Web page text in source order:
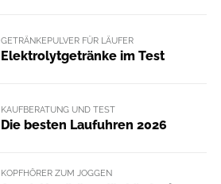
GETRÄNKEPULVER FÜR LÄUFER
Elektrolytgetränke im Test
KAUFBERATUNG UND TEST
Die besten Laufuhren 2026
KOPFHÖRER ZUM JOGGEN